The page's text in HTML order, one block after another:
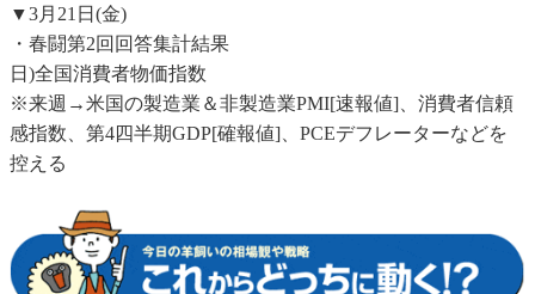
▼3月21日(金)
・春闘第2回回答集計結果
日)全国消費者物価指数
※来週→米国の製造業＆非製造業PMI[速報値]、消費者信頼
感指数、第4四半期GDP[確報値]、PCEデフレーターなどを
控える